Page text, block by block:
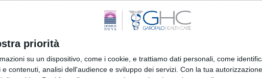
priorità
su un dispositivo, come i cookie, e trattiamo dati personali, come
contenuti, analisi dell'audience e sviluppo dei servizi. Con la tua
Partita IVA del gruppo
di GHC S.p.A. Partita IVA
Diversity and Inclusion
Carta dei Servizi
Whistleblowing
NOTE LEGALI